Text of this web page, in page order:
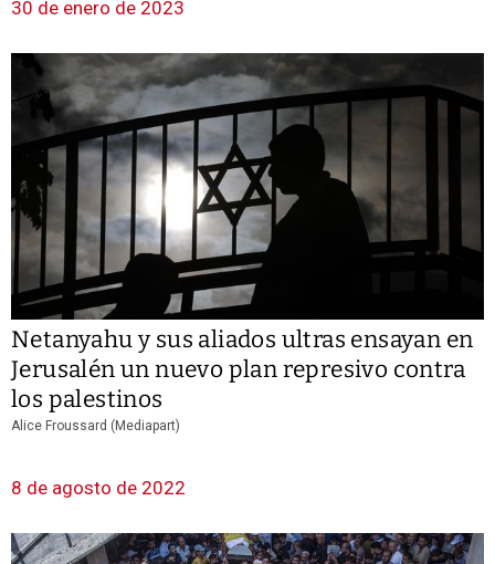
30 de enero de 2023
Netanyahu y sus aliados ultras ensayan en
Jerusalén un nuevo plan represivo contra
los palestinos
Alice Froussard (Mediapart)
8 de agosto de 2022